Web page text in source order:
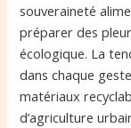
souveraineté
préparer des
écologique. La
dans chaque
matériaux
d’agriculture